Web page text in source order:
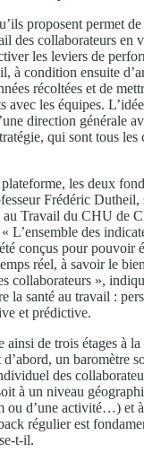
proposent permet de
des collaborateurs en
les leviers de
à condition ensuite
récoltées et de
avec les équipes.
direction générale
qui sont tous les
les deux
Frédéric
au Travail du CHU de
L’ensemble des
conçus pour pouvoir
réel, à savoir le
collaborateurs »,
la santé au travail :
et prédictive.
ainsi de trois étages à
un baromètre
des
à un niveau
ou d’une activité…) et
régulier est
t-il.